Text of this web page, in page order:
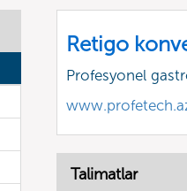
Retigo
Profesyonel
Talimatlar